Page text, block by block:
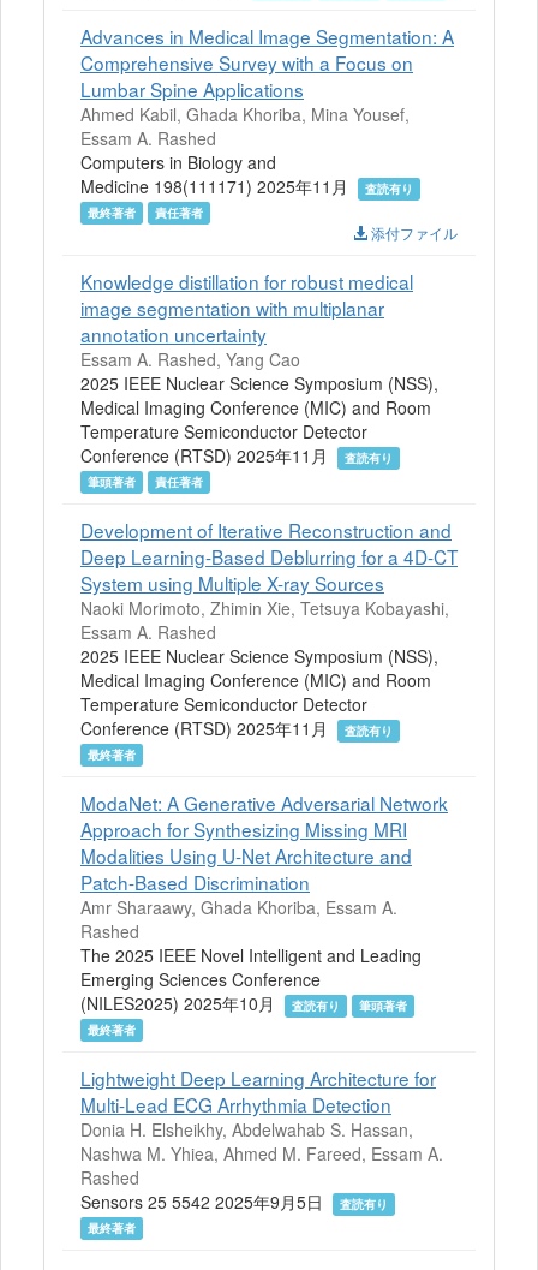
Advances in Medical Image Segmentation: A
Comprehensive Survey with a Focus on
Lumbar Spine Applications
Ahmed Kabil, Ghada Khoriba, Mina Yousef,
Essam A. Rashed
Computers in Biology and
Medicine 198(111171) 2025年11月
査読有り
最終著者
責任著者
添付ファイル
Knowledge distillation for robust medical
image segmentation with multiplanar
annotation uncertainty
Essam A. Rashed, Yang Cao
2025 IEEE Nuclear Science Symposium (NSS),
Medical Imaging Conference (MIC) and Room
Temperature Semiconductor Detector
Conference (RTSD) 2025年11月
査読有り
筆頭著者
責任著者
Development of Iterative Reconstruction and
Deep Learning-Based Deblurring for a 4D-CT
System using Multiple X-ray Sources
Naoki Morimoto, Zhimin Xie, Tetsuya Kobayashi,
Essam A. Rashed
2025 IEEE Nuclear Science Symposium (NSS),
Medical Imaging Conference (MIC) and Room
Temperature Semiconductor Detector
Conference (RTSD) 2025年11月
査読有り
最終著者
ModaNet: A Generative Adversarial Network
Approach for Synthesizing Missing MRI
Modalities Using U-Net Architecture and
Patch-Based Discrimination
Amr Sharaawy, Ghada Khoriba, Essam A.
Rashed
The 2025 IEEE Novel Intelligent and Leading
Emerging Sciences Conference
(NILES2025) 2025年10月
査読有り
筆頭著者
最終著者
Lightweight Deep Learning Architecture for
Multi-Lead ECG Arrhythmia Detection
Donia H. Elsheikhy, Abdelwahab S. Hassan,
Nashwa M. Yhiea, Ahmed M. Fareed, Essam A.
Rashed
Sensors 25 5542 2025年9月5日
査読有り
最終著者